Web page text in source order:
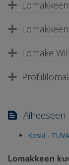
Lomake
Aiheeseen
Koski -
Lomakkeen